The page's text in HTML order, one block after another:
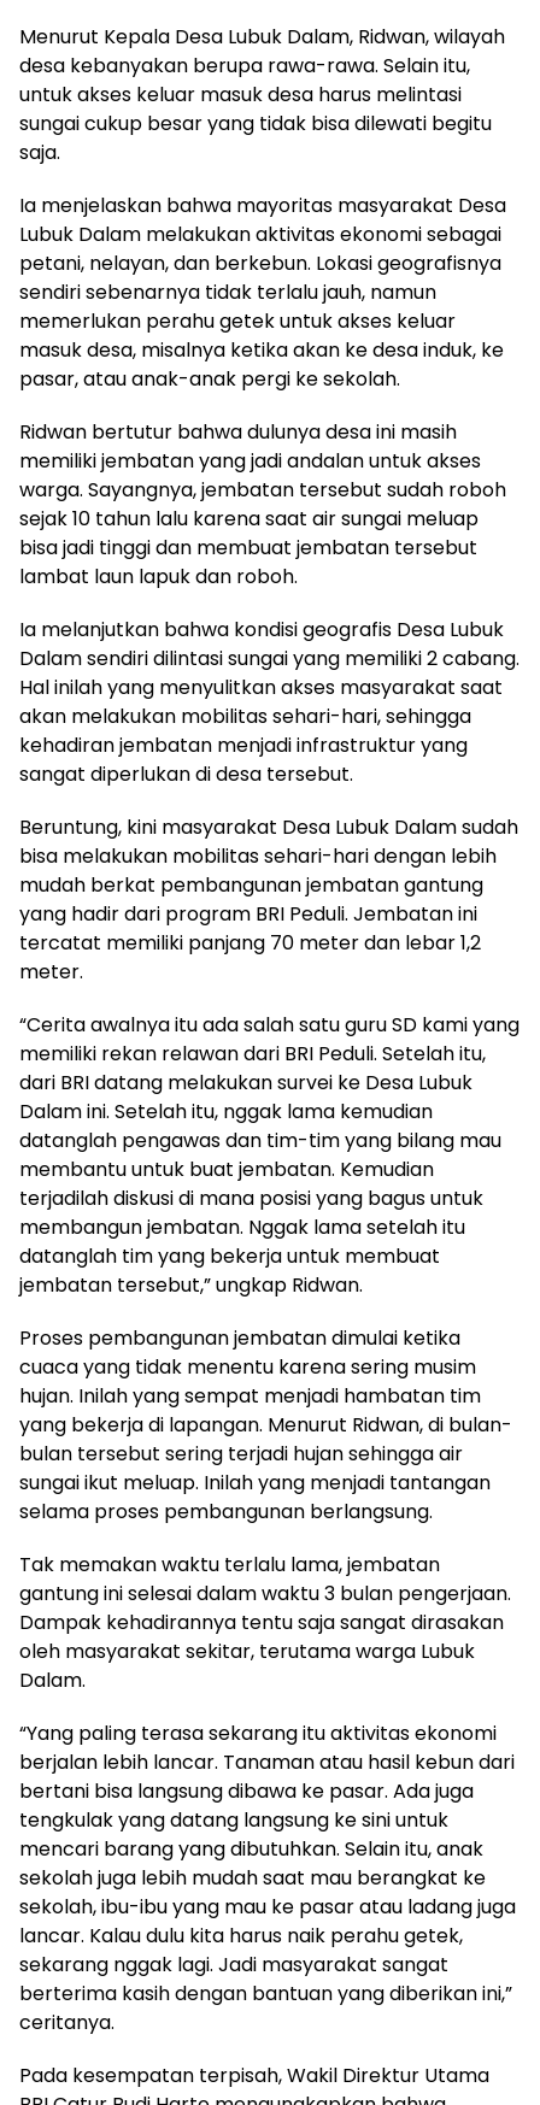
Menurut Kepala Desa Lubuk Dalam, Ridwan, wilayah
desa kebanyakan berupa rawa-rawa. Selain itu,
untuk akses keluar masuk desa harus melintasi
sungai cukup besar yang tidak bisa dilewati begitu
saja.
Ia menjelaskan bahwa mayoritas masyarakat Desa
Lubuk Dalam melakukan aktivitas ekonomi sebagai
petani, nelayan, dan berkebun. Lokasi geografisnya
sendiri sebenarnya tidak terlalu jauh, namun
memerlukan perahu getek untuk akses keluar
masuk desa, misalnya ketika akan ke desa induk, ke
pasar, atau anak-anak pergi ke sekolah.
Ridwan bertutur bahwa dulunya desa ini masih
memiliki jembatan yang jadi andalan untuk akses
warga. Sayangnya, jembatan tersebut sudah roboh
sejak 10 tahun lalu karena saat air sungai meluap
bisa jadi tinggi dan membuat jembatan tersebut
lambat laun lapuk dan roboh.
Ia melanjutkan bahwa kondisi geografis Desa Lubuk
Dalam sendiri dilintasi sungai yang memiliki 2 cabang.
Hal inilah yang menyulitkan akses masyarakat saat
akan melakukan mobilitas sehari-hari, sehingga
kehadiran jembatan menjadi infrastruktur yang
sangat diperlukan di desa tersebut.
Beruntung, kini masyarakat Desa Lubuk Dalam sudah
bisa melakukan mobilitas sehari-hari dengan lebih
mudah berkat pembangunan jembatan gantung
yang hadir dari program BRI Peduli. Jembatan ini
tercatat memiliki panjang 70 meter dan lebar 1,2
meter.
“Cerita awalnya itu ada salah satu guru SD kami yang
memiliki rekan relawan dari BRI Peduli. Setelah itu,
dari BRI datang melakukan survei ke Desa Lubuk
Dalam ini. Setelah itu, nggak lama kemudian
datanglah pengawas dan tim-tim yang bilang mau
membantu untuk buat jembatan. Kemudian
terjadilah diskusi di mana posisi yang bagus untuk
membangun jembatan. Nggak lama setelah itu
datanglah tim yang bekerja untuk membuat
jembatan tersebut,” ungkap Ridwan.
Proses pembangunan jembatan dimulai ketika
cuaca yang tidak menentu karena sering musim
hujan. Inilah yang sempat menjadi hambatan tim
yang bekerja di lapangan. Menurut Ridwan, di bulan-
bulan tersebut sering terjadi hujan sehingga air
sungai ikut meluap. Inilah yang menjadi tantangan
selama proses pembangunan berlangsung.
Tak memakan waktu terlalu lama, jembatan
gantung ini selesai dalam waktu 3 bulan pengerjaan.
Dampak kehadirannya tentu saja sangat dirasakan
oleh masyarakat sekitar, terutama warga Lubuk
Dalam.
“Yang paling terasa sekarang itu aktivitas ekonomi
berjalan lebih lancar. Tanaman atau hasil kebun dari
bertani bisa langsung dibawa ke pasar. Ada juga
tengkulak yang datang langsung ke sini untuk
mencari barang yang dibutuhkan. Selain itu, anak
sekolah juga lebih mudah saat mau berangkat ke
sekolah, ibu-ibu yang mau ke pasar atau ladang juga
lancar. Kalau dulu kita harus naik perahu getek,
sekarang nggak lagi. Jadi masyarakat sangat
berterima kasih dengan bantuan yang diberikan ini,”
ceritanya.
Pada kesempatan terpisah, Wakil Direktur Utama